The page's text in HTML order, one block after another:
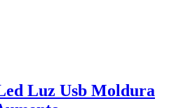
Luz Usb Moldura